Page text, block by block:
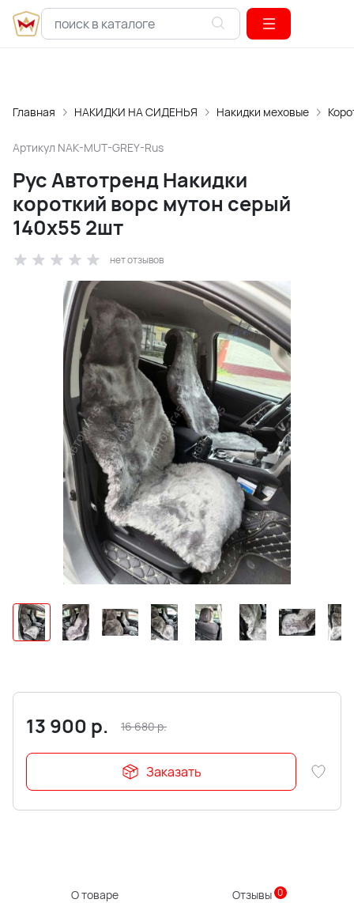
Главная НАКИДКИ НА СИДЕНЬЯ Накидки меховые
Артикул NAK-MUT-GREY-Rus
Рус Автотренд Накидки
короткий ворс мутон серый
140x55 2шт
нет отзывов
13 900 р. 16 680р.
Заказать
О товаре Отзывы 0